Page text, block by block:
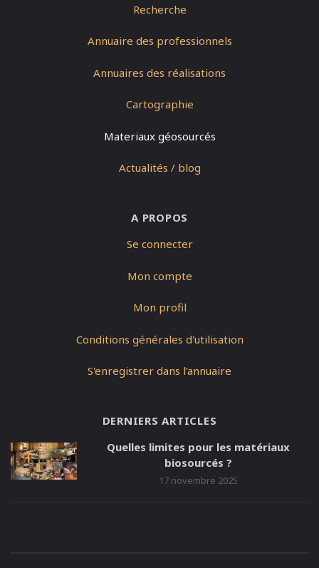
Recherche
Annuaire des professionnels
Annuaires des réalisations
Cartographie
Materiaux géosourcés
Actualités / blog
A PROPOS
Se connecter
Mon compte
Mon profil
Conditions générales d'utilisation
S'enregistrer dans l'annuaire
DERNIERS ARTICLES
Quelles limites pour les matériaux
biosourcés ?
17 novembre 2025